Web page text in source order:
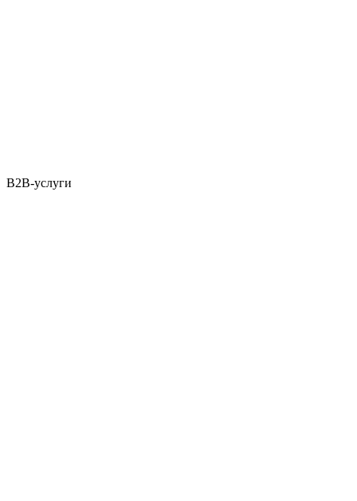
B2B-услуги